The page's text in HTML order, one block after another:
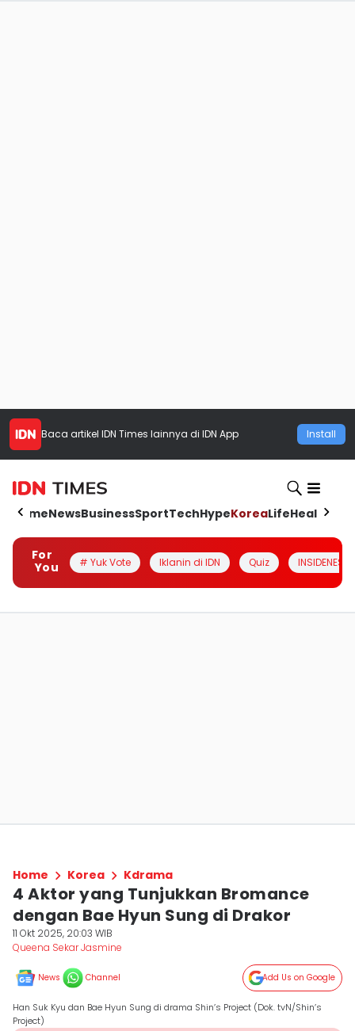
Baca artikel IDN Times lainnya di IDN App Install
HomeNewsBusinessSportTechHypeKoreaLifeHealth
For
You
# Yuk Vote Iklanin di IDN Quiz INSIDENESIA
Home Korea Kdrama
4 Aktor yang Tunjukkan Bromance
dengan Bae Hyun Sung di Drakor
11 Okt 2025, 20:03 WIB
Queena Sekar Jasmine
News Channel Add Us on Google
Han Suk Kyu dan Bae Hyun Sung di drama Shin’s Project (Dok. tvN/Shin’s
Project)